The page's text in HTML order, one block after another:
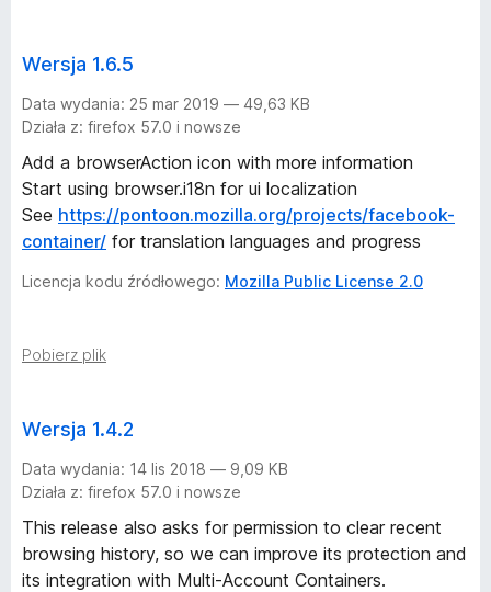
Wersja 1.6.5
Data wydania: 25 mar 2019 — 49,63 KB
Działa z: firefox 57.0 i nowsze
Add a browserAction icon with more information
Start using browser.i18n for ui localization
See https://pontoon.mozilla.org/projects/facebook-
container/ for translation languages and progress
Licencja kodu źródłowego: Mozilla Public License 2.0
Pobierz plik
Wersja 1.4.2
Data wydania: 14 lis 2018 — 9,09 KB
Działa z: firefox 57.0 i nowsze
This release also asks for permission to clear recent
browsing history, so we can improve its protection and
its integration with Multi-Account Containers.